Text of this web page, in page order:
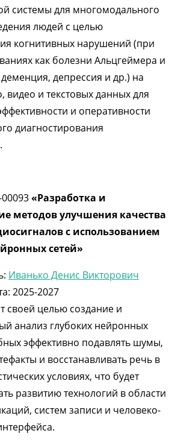
системы для многомодального
людей с целью
когнитивных нарушений (при
как болезни Альцгеймера и
депрессия и др.) на
видео и текстовых данных для
и оперативности
диагностирования
«Разработка и
методов улучшения качества
с использованием
сетей»
Иванько Денис Викторович
2025-2027
своей целью создание и
анализ глубоких нейронных
эффективно подавлять шумы,
и восстанавливать речь в
условиях, что будет
развитию технологий в области
систем записи и человеко-